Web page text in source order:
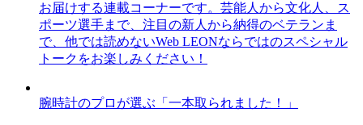
お届けする連載コーナーです。芸能人から文化人、ス
ポーツ選手まで、注目の新人から納得のベテランま
で、他では読めないWeb LEONならではのスペシャル
トークをお楽しみください！
腕時計のプロが選ぶ「一本取られました！」